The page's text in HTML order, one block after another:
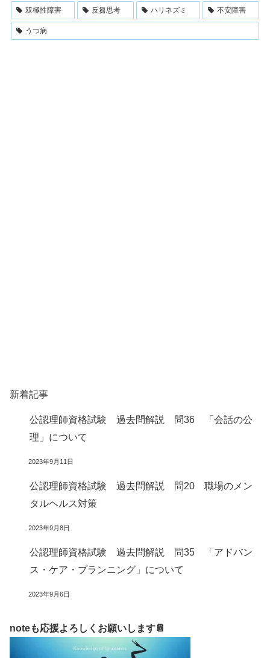
双極性障害 反芻思考 ハリネズミ 不安障害
うつ病
新着記事
公認理師資格試験 過去問解説 問36 「会話の公
理」について
2023年9月11日
公認理師資格試験 過去問解説 問20 職場のメン
タルヘルス対策
2023年9月8日
公認理師資格試験 過去問解説 問35 「アドバン
ス・ケア・プランニング」について
2023年9月6日
noteも応援よろしくお願いします📔